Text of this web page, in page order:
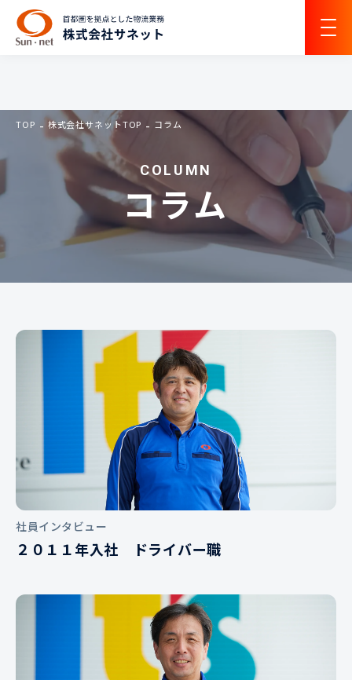
TOP 株式会社サネットTOP コラム
COLUMN
コラム
社員インタビュー
２０１１年入社 ドライバー職